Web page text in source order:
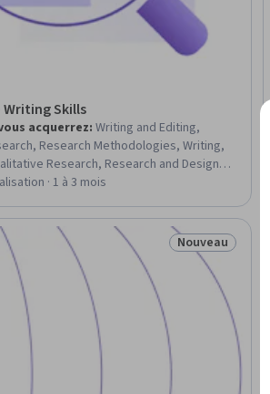
Skills
acquerrez: Writing and Editing,
Research Methodologies, Writing,
Research, Research and Design,
Writing, Technical Communication,
Strategies, Interviewing Skills,
· 1 à 3 mois
Statut : Nouveau
Nouveau